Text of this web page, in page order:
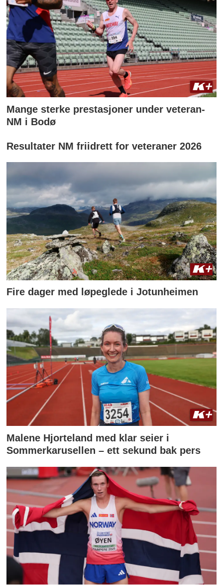
Mange sterke prestasjoner under veteran-
NM i Bodø
Resultater NM friidrett for veteraner 2026
Fire dager med løpeglede i Jotunheimen
Malene Hjorteland med klar seier i
Sommerkarusellen – ett sekund bak pers